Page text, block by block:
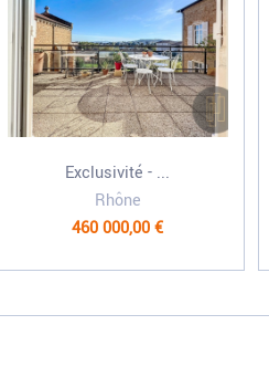
Exclusivité - ...
Rhône
460 000,00 €